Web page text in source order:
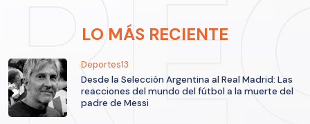
LO MÁS RECIENTE
Deportes13
Desde la Selección Argentina al Real Madrid: Las
reacciones del mundo del fútbol a la muerte del
padre de Messi